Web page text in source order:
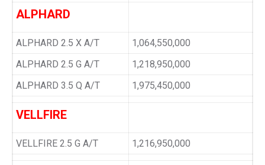
ALPHARD
ALPHARD 2.5 X A/T
1,064,550,000
ALPHARD 2.5 G A/T
1,218,950,000
ALPHARD 3.5 Q A/T
1,975,450,000
VELLFIRE
VELLFIRE 2.5 G A/T 1,216,950,000